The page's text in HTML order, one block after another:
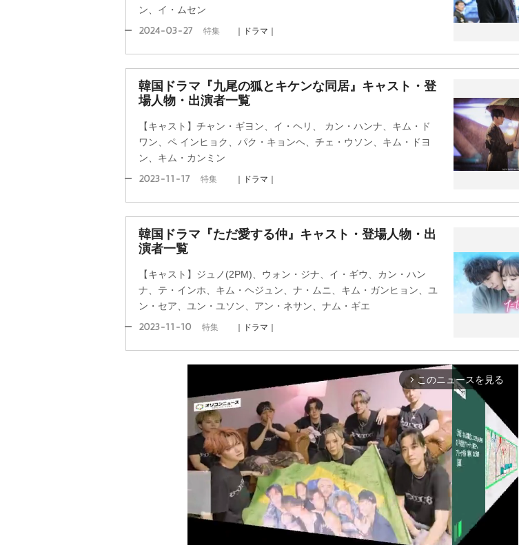
ン、イ・ムセン
2024-03-27 特集 ｜ドラマ｜
韓国ドラマ『九尾の狐とキケンな同居』キャスト・登
場人物・出演者一覧
【キャスト】チャン・ギヨン、イ・ヘリ、 カン・ハンナ、キム・ド
ワン、ペ インヒョク、パク・キョンヘ、チェ・ウソン、キム・ドヨ
ン、キム・カンミン
2023-11-17 特集 ｜ドラマ｜
韓国ドラマ『ただ愛する仲』キャスト・登場人物・出
演者一覧
【キャスト】ジュノ(2PM)、ウォン・ジナ、イ・ギウ、カン・ハン
ナ、テ・インホ、キム・ヘジュン、ナ・ムニ、キム・ガンヒョン、ユ
ン・セア、ユン・ユソン、アン・ネサン、ナム・ギエ
2023-11-10 特集 ｜ドラマ｜
arrow_forward_ios このニュースを見る